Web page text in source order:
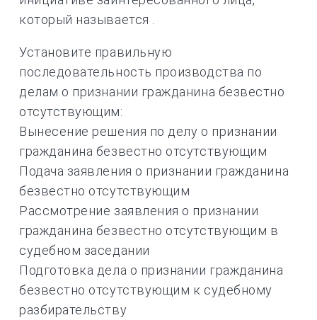
который называется .
Установите правильную
последовательность производства по
делам о признании гражданина безвестно
отсутствующим:
Вынесение решения по делу о признании
гражданина безвестно отсутствующим
Подача заявления о признании гражданина
безвестно отсутствующим
Рассмотрение заявления о признании
гражданина безвестно отсутствующим в
судебном заседании
Подготовка дела о признании гражданина
безвестно отсутствующим к судебному
разбирательству